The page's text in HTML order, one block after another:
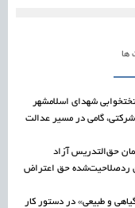
ها
حقوق ۷۰۰ هزار نیروی شرکتی، گامی در مسیر عدالت
حق‌التدریس آزاد
ردصلاحیت‌شده حق اعتراض
و طبیعی» در دستور کار